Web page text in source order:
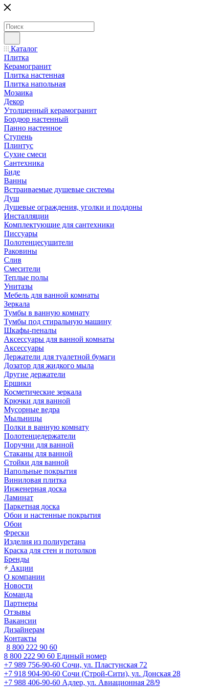
Каталог
Плитка
Керамогранит
Плитка настенная
Плитка напольная
Мозаика
Декор
Утолщенный керамогранит
Бордюр настенный
Панно настенное
Ступень
Плинтус
Сухие смеси
Сантехника
Биде
Ванны
Встраиваемые душевые системы
Душ
Душевые ограждения, уголки и поддоны
Инсталляции
Комплектующие для сантехники
Писсуары
Полотенцесушители
Раковины
Слив
Смесители
Теплые полы
Унитазы
Мебель для ванной комнаты
Зеркала
Тумбы в ванную комнату
Тумбы под стиральную машину
Шкафы-пеналы
Аксессуары для ванной комнаты
Аксессуары
Держатели для туалетной бумаги
Дозатор для жидкого мыла
Другие держатели
Ершики
Косметические зеркала
Крючки для ванной
Мусорные ведра
Мыльницы
Полки в ванную комнату
Полотенцедержатели
Поручни для ванной
Стаканы для ванной
Стойки для ванной
Напольные покрытия
Виниловая плитка
Инженерная доска
Ламинат
Паркетная доска
Обои и настенные покрытия
Обои
Фрески
Изделия из полиуретана
Краска для стен и потолков
Бренды
Акции
О компании
Новости
Команда
Партнеры
Отзывы
Вакансии
Дизайнерам
Контакты
8 800 222 90 60
8 800 222 90 60 Единый номер
+7 989 756-90-60 Сочи, ул. Пластунская 72
+7 918 904-90-60 Сочи (Строй-Сити), ул. Донская 28
+7 988 406-90-60 Адлер, ул. Авиационная 28/9